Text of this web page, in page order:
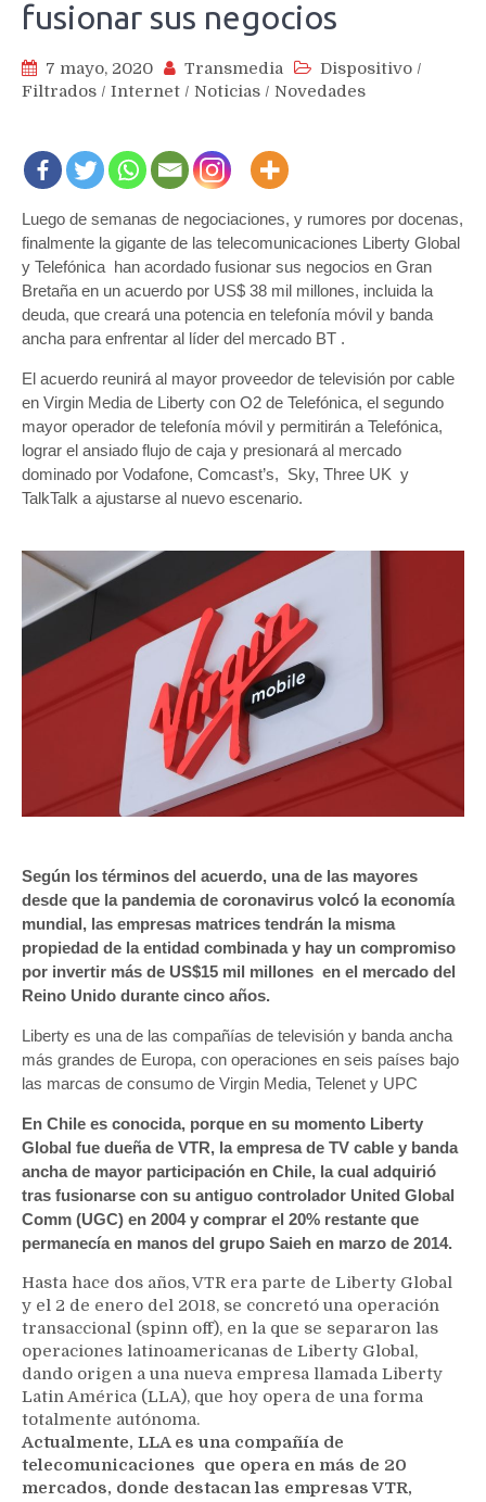
fusionar sus negocios
7 mayo, 2020 Transmedia Dispositivo /
Filtrados / Internet / Noticias / Novedades
Luego de semanas de negociaciones, y rumores por docenas,
finalmente la gigante de las telecomunicaciones Liberty Global
y Telefónica han acordado fusionar sus negocios en Gran
Bretaña en un acuerdo por US$ 38 mil millones, incluida la
deuda, que creará una potencia en telefonía móvil y banda
ancha para enfrentar al líder del mercado BT .
El acuerdo reunirá al mayor proveedor de televisión por cable
en Virgin Media de Liberty con O2 de Telefónica, el segundo
mayor operador de telefonía móvil y permitirán a Telefónica,
lograr el ansiado flujo de caja y presionará al mercado
dominado por Vodafone, Comcast’s, Sky, Three UK y
TalkTalk a ajustarse al nuevo escenario.
Según los términos del acuerdo, una de las mayores
desde que la pandemia de coronavirus volcó la economía
mundial, las empresas matrices tendrán la misma
propiedad de la entidad combinada y hay un compromiso
por invertir más de US$15 mil millones en el mercado del
Reino Unido durante cinco años.
Liberty es una de las compañías de televisión y banda ancha
más grandes de Europa, con operaciones en seis países bajo
las marcas de consumo de Virgin Media, Telenet y UPC
En Chile es conocida, porque en su momento Liberty
Global fue dueña de VTR, la empresa de TV cable y banda
ancha de mayor participación en Chile, la cual adquirió
tras fusionarse con su antiguo controlador United Global
Comm (UGC) en 2004 y comprar el 20% restante que
permanecía en manos del grupo Saieh en marzo de 2014.
Hasta hace dos años, VTR era parte de Liberty Global
y el 2 de enero del 2018, se concretó una operación
transaccional (spinn off), en la que se separaron las
operaciones latinoamericanas de Liberty Global,
dando origen a una nueva empresa llamada Liberty
Latin América (LLA), que hoy opera de una forma
totalmente autónoma.
Actualmente, LLA es una compañía de
telecomunicaciones que opera en más de 20
mercados, donde destacan las empresas VTR,